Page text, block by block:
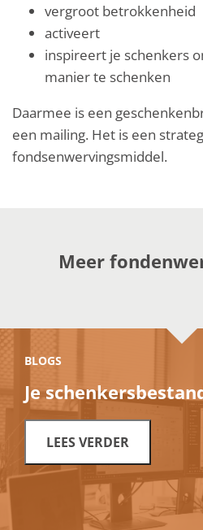
vergroot betrokkenheid
activeert
inspireert je schenkers
manier te schenken
Daarmee is een
een mailing. Het is een
fondsenwervingsmiddel.
Meer
BLOGS
Je
LEES VERDER